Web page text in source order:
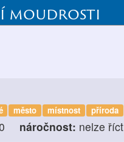
moudrosti
město místnost příroda
náročnost: nelze říct